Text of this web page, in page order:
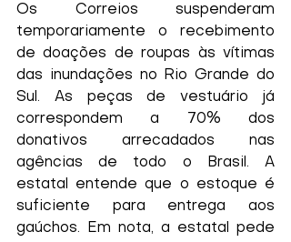
Os Correios suspenderam
temporariamente o recebimento
de doações de roupas às vítimas
das inundações no Rio Grande do
Sul. As peças de vestuário já
correspondem a 70% dos
donativos arrecadados nas
agências de todo o Brasil. A
estatal entende que o estoque é
suficiente para entrega aos
gaúchos. Em nota, a estatal pede